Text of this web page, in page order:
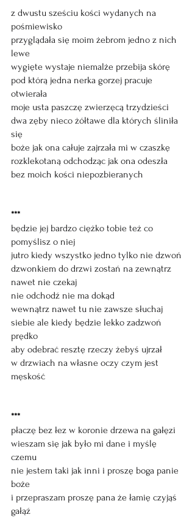
z dwustu sześciu kości wydanych na
pośmiewisko
przyglądała się moim żebrom jedno z nich
lewe
wygięte wystaje niemalże przebija skórę
pod którą jedna nerka gorzej pracuje
otwierała
moje usta paszczę zwierzęcą trzydzieści
dwa zęby nieco żółtawe dla których śliniła
się
boże jak ona całuje zajrzała mi w czaszkę
rozklekotaną odchodząc jak ona odeszła
bez moich kości niepozbieranych
***
będzie jej bardzo ciężko tobie też co
pomyślisz o niej
jutro kiedy wszystko jedno tylko nie dzwoń
dzwonkiem do drzwi zostań na zewnątrz
nawet nie czekaj
nie odchodź nie ma dokąd
wewnątrz nawet tu nie zawsze słuchaj
siebie ale kiedy będzie lekko zadzwoń
prędko
aby odebrać resztę rzeczy żebyś ujrzał
w drzwiach na własne oczy czym jest
męskość
***
płaczę bez łez w koronie drzewa na gałęzi
wieszam się jak było mi dane i myślę
czemu
nie jestem taki jak inni i proszę boga panie
boże
i przepraszam proszę pana że łamię czyjąś
gałąź